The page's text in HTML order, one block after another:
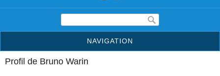
Formulaire de recherche
NAVIGATION
Profil de Bruno Warin